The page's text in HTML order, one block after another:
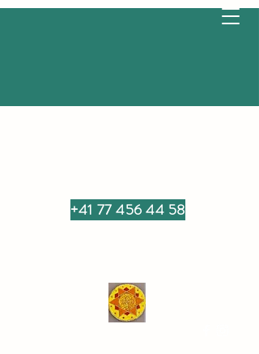
+41 77 456 44 58